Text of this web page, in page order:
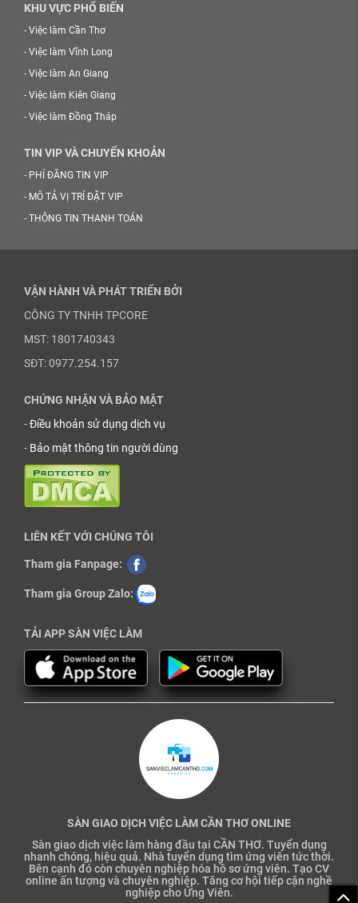
KHU VỰC PHỔ BIẾN
- Việc làm Cần Thơ
- Việc làm Vĩnh Long
- Việc làm An Giang
- Việc làm Kiên Giang
- Việc làm Đồng Tháp
TIN VIP VÀ CHUYỂN KHOẢN
- PHÍ ĐĂNG TIN VIP
- MÔ TẢ VỊ TRÍ ĐẶT VIP
- THÔNG TIN THANH TOÁN
VẬN HÀNH VÀ PHÁT TRIỂN BỞI
CÔNG TY TNHH TPCORE
MST: 1801740343
SĐT: 0977.254.157
CHỨNG NHẬN VÀ BẢO MẬT
-Điều khoản sử dụng dịch vụ
- Bảo mật thông tin người dùng
LIÊN KẾT VỚI CHÚNG TÔI
Tham gia Fanpage:
Tham gia Group Zalo:
TẢI APP SÀN VIỆC LÀM
SÀN GIAO DỊCH VIỆC LÀM CẦN THƠ ONLINE
Sàn giao dịch việc làm hàng đầu tại CẦN THƠ. Tuyển dụng
nhanh chóng, hiệu quả. Nhà tuyển dụng tìm ứng viên tức thời.
Bên cạnh đó còn chuyên nghiệp hóa hồ sơ ứng viên. Tạo CV
online ấn tượng và chuyên nghiệp. Tăng cơ hội tiếp cận nghề
nghiệp cho Ứng Viên.